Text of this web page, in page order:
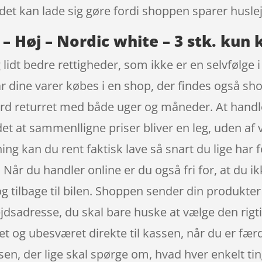
kan lade sig gøre fordi shoppen sparer
Høj – Nordic white – 3 stk. kun
bedre rettigheder, som ikke er en selvfølge
varer købes i en shop, der findes også
returret med både uger og måneder. At
at sammenlligne priser bliver en leg, uden
kan du rent faktisk lave så snart du lige har
du handler online er du også fri for, at du
tilbage til bilen. Shoppen sender din
du skal bare huske at vælge den
og ubesværet direkte til kassen, når du er
der lige skal spørge om, hvad hver enkelt